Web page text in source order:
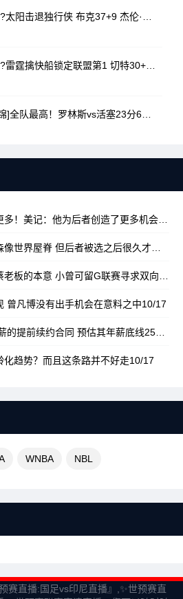
曾凡博没有出手机会在意料之中10/17
化趋势？而且这条路并不好走10/17
WNBA NBL
赛直播:国足vs印尼直播』,✨世预赛直